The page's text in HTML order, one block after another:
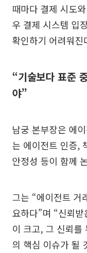
때마다 결제 시도
우 결제 시스템 입
확인하기 어려워진
“기술보다 표준
야”
남궁 본부장은 에
는 에이전트 인증,
안정성 등이 함께
그는 “에이전트 거
요하다”며 “신뢰
이 크고, 그 신뢰를
의 핵심 이슈가 될